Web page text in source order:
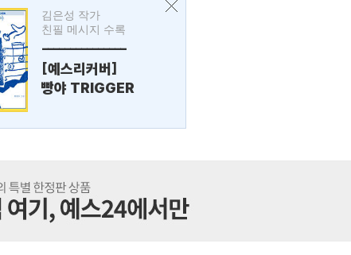
김은성 작가
친필 메시지 수록
---------------
[예스리커버]
빵야 TRIGGER